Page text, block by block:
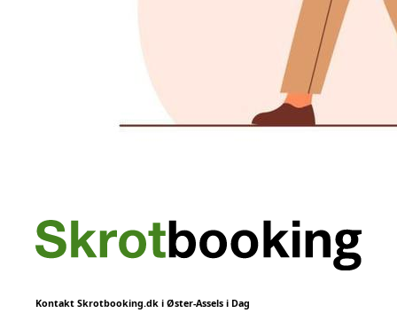
Kontakt Skrotbooking.dk i Øster-Assels i Dag